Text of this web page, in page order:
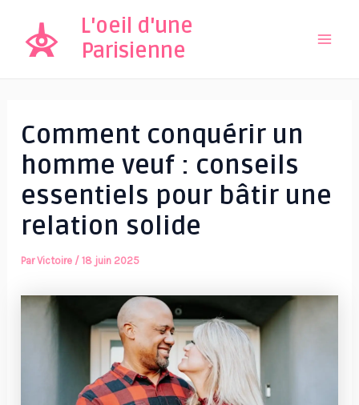
contenu
L'oeil d'une
Parisienne
Comment conquérir un
homme veuf : conseils
essentiels pour bâtir une
relation solide
ParVictoire /18 juin 2025